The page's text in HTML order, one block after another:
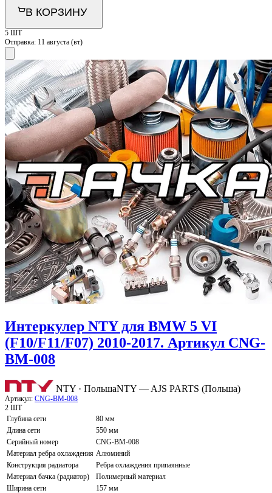
В КОРЗИНУ
5 ШТ
Отправка: 11 августа (вт)
Интеркулер NTY для BMW 5 VI
(F10/F11/F07) 2010-2017. Артикул CNG-
BM-008
NTY · ПольшаNTY — AJS PARTS (Польша)
Артикул: CNG-BM-008
2 ШТ
Глубина сети
80 мм
Длина сети
550 мм
Серийный номер
CNG-BM-008
Материал ребра охлаждения Алюминий
Конструкция радиатора
Ребра охлаждения припаянные
Материал бачка (радиатор)
Полимерный материал
Ширина сети
157 мм